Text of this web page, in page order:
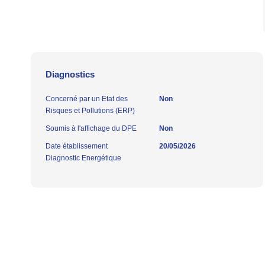
Diagnostics
Concerné par un Etat des
Risques et Pollutions (ERP)
Non
Soumis à l'affichage du DPE Non
Date établissement
Diagnostic Energétique
20/05/2026